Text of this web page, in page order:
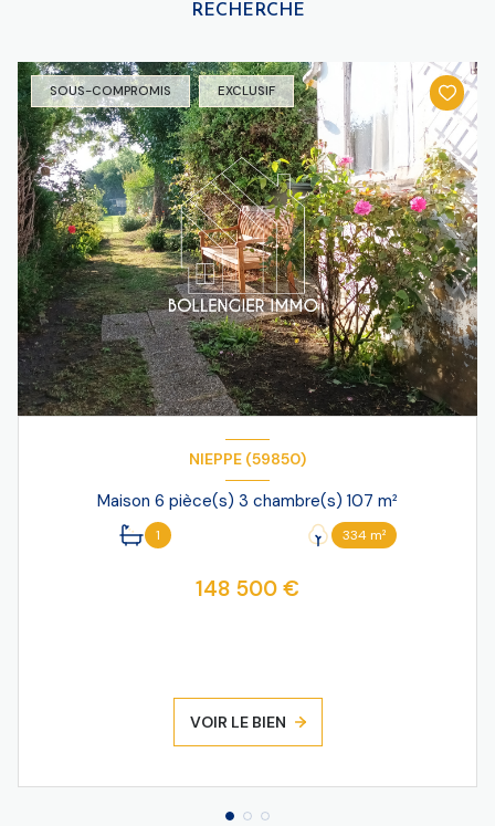
RECHERCHE
SOUS-COMPROMIS EXCLUSIF
NIEPPE (59850)
Maison 6 pièce(s) 3 chambre(s) 107 m²
1 334 m²
148 500 €
VOIR LE BIEN